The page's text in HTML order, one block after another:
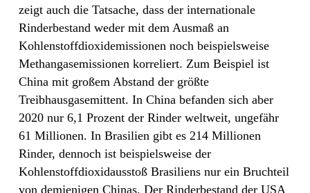
zeigt auch die Tatsache, dass der internationale
Rinderbestand weder mit dem Ausmaß an
Kohlenstoffdioxidemissionen noch beispielsweise
Methangasemissionen korreliert. Zum Beispiel ist
China mit großem Abstand der größte
Treibhausgasemittent. In China befanden sich aber
2020 nur 6,1 Prozent der Rinder weltweit, ungefähr
61 Millionen. In Brasilien gibt es 214 Millionen
Rinder, dennoch ist beispielsweise der
Kohlenstoffdioxidausstoß Brasiliens nur ein Bruchteil
von demjenigen Chinas. Der Rinderbestand der USA